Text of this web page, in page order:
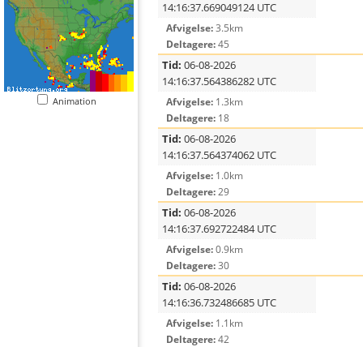
Animation
14:16:37.669049124 UTC
Afvigelse:3.5km
Deltagere:45
Tid: 06-08-2026
14:16:37.564386282 UTC
Afvigelse: 1.3km
Deltagere: 18
Tid: 06-08-2026
14:16:37.564374062 UTC
Afvigelse: 1.0km
Deltagere:29
Tid: 06-08-2026
14:16:37.692722484 UTC
Afvigelse:0.9km
Deltagere:30
Tid: 06-08-2026
14:16:36.732486685 UTC
Afvigelse: 1.1km
Deltagere:42